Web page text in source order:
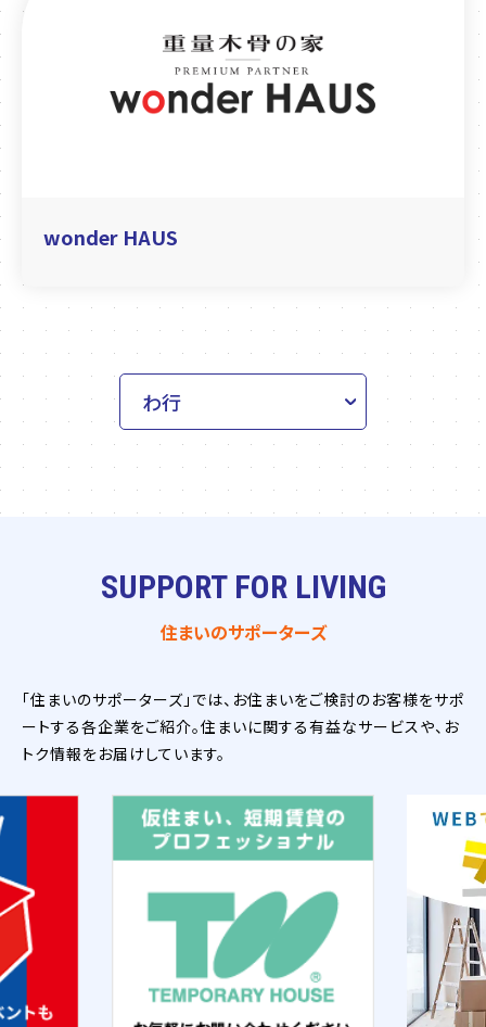
wonder HAUS
SUPPORT FOR LIVING
住まいのサポーターズ
「住まいのサポーターズ」では、お住まいをご検討のお客様をサポ
ートする各企業をご紹介。住まいに関する有益なサービスや、お
トク情報をお届けしています。